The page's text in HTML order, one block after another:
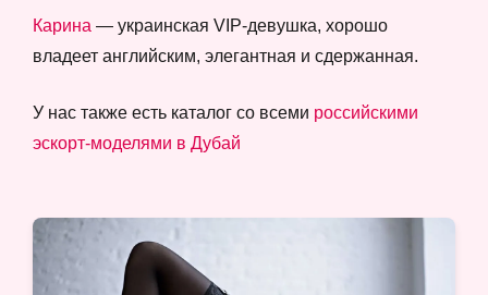
Карина — украинская VIP-девушка, хорошо
владеет английским, элегантная и сдержанная.
У нас также есть каталог со всеми российскими
эскорт-моделями в Дубай